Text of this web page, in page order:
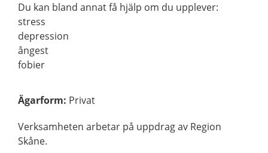
Du kan bland annat få hjälp om du upplever:
stress
depression
ångest
fobier
Ägarform: Privat
Verksamheten arbetar på uppdrag av Region
Skåne.